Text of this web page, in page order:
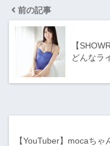
前の記事
【
どんなラ
【YouTuber】mocaちゃ